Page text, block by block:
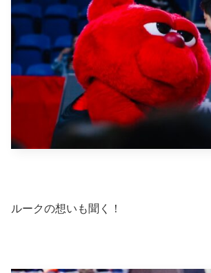
ルークの想いも聞く！